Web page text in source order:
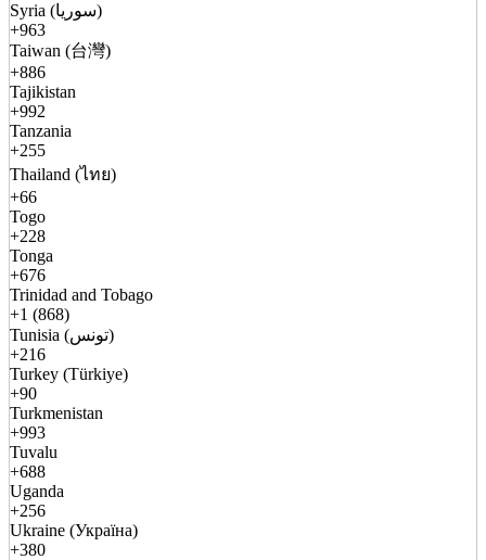
Syria (سوريا)
+963
Taiwan (台灣)
+886
Tajikistan
+992
Tanzania
+255
Thailand (ไทย)
+66
Togo
+228
Tonga
+676
Trinidad and Tobago
+1 (868)
Tunisia (تونس)
+216
Turkey (Türkiye)
+90
Turkmenistan
+993
Tuvalu
+688
Uganda
+256
Ukraine (Україна)
+380